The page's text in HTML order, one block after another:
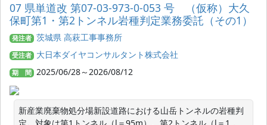
07 県単道改 第07-03-973-0-053 号 （仮称）大久
保町第1・第2トンネル岩種判定業務委託（その1）
発注者 茨城県 高萩工事事務所
受注者 大日本ダイヤコンサルタント株式会社
期 間 2025/06/28～2026/08/12
新産業廃棄物処分場新設道路における山岳トンネルの岩種判